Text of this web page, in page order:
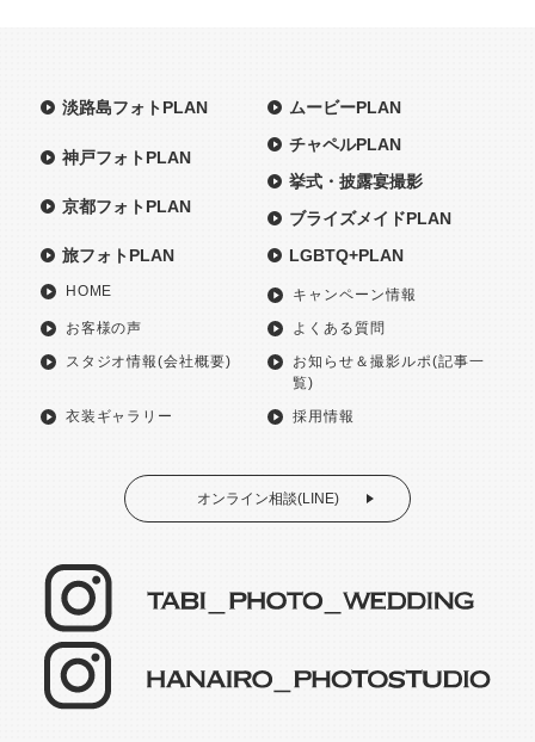
淡路島フォトPLAN
神戸フォトPLAN
京都フォトPLAN
旅フォトPLAN
ムービーPLAN
チャペルPLAN
挙式・披露宴撮影
ブライズメイドPLAN
LGBTQ+PLAN
HOME
キャンペーン情報
お客様の声
よくある質問
スタジオ情報(会社概要)
お知らせ＆撮影ルポ(記事一
覧)
衣装ギャラリー
採用情報
オンライン相談(LINE)